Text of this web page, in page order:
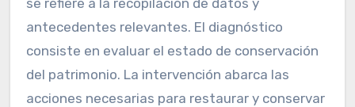
antecedentes relevantes. El diagnóstico
consiste en evaluar el estado de conservación
del patrimonio. La intervención abarca las
acciones necesarias para restaurar y conservar